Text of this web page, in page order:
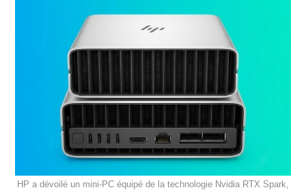
HP a dévoilé un mini-PC équipé de la technologie Nvidia RTX Spark,